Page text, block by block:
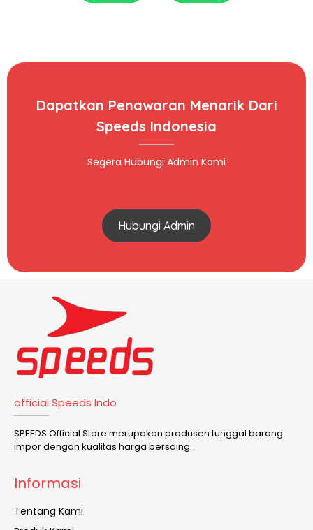
Dapatkan Penawaran Menarik Dari
Speeds Indonesia
Segera Hubungi Admin Kami
Hubungi Admin
official Speeds Indo
SPEEDS Official Store merupakan produsen tunggal barang
impor dengan kualitas harga bersaing.
Informasi
Tentang Kami